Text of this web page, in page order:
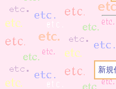
新規